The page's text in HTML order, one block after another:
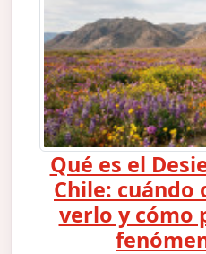
Qué es el
Chile: cuándo
verlo y cómo